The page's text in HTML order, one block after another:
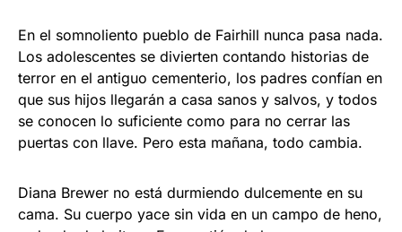
En el somnoliento pueblo de Fairhill nunca pasa nada.
Los adolescentes se divierten contando historias de
terror en el antiguo cementerio, los padres confían en
que sus hijos llegarán a casa sanos y salvos, y todos
se conocen lo suficiente como para no cerrar las
puertas con llave. Pero esta mañana, todo cambia.
Diana Brewer no está durmiendo dulcemente en su
cama. Su cuerpo yace sin vida en un campo de heno,